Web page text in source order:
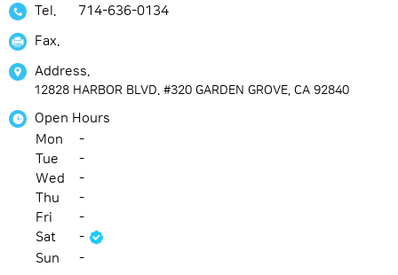
Tel. 714-636-0134
Fax.
Address.
12828 HARBOR BLVD. #320 GARDEN GROVE, CA 92840
Open Hours
Mon
-
Tue
-
Wed
-
Thu
-
Fri
-
Sat
-
Sun
-